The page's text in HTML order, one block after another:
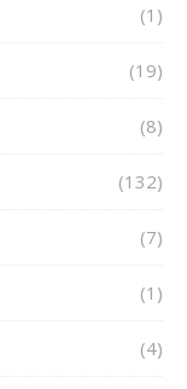
(1)
(19)
(8)
(132)
(7)
(1)
(4)